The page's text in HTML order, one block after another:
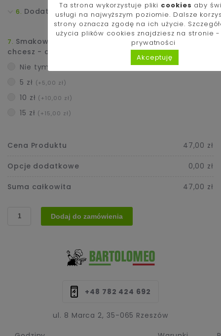
Dodatki Exclusive i Sery
Smakowało Ci i zamawiasz kolejny raz? Jeśli
chcesz - dorzuć napiwek dla kucharza :)
Nie tym razem
5 zł (+5,00 zł)
10 zł (+10,00 zł)
15 zł (+15,00 zł)
Cena Produktu 47,00 zł
Opcje dodatkowe 0,00 zł
Suma całkowita 47,00 zł
ilość
Dodaj do zamówienia
+48 782 424 692
ul. 8 Marca 2, 35-065 Rzeszów
Ta strona wykorzystuje pliki cookies aby
usługi na najwyższym poziomie. Dalsze
strony oznacza zgodę na ich użycie.
użycia plików cookies znajdziesz na stronie
prywatności
Akceptuję